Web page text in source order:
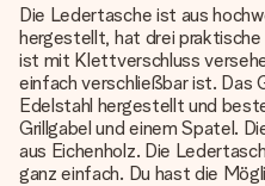
Die Ledertasche ist aus
hergestellt, hat drei praktische
ist mit Klettverschluss
einfach verschließbar ist. Das
Edelstahl hergestellt und
Grillgabel und einem Spatel.
aus Eichenholz. Die
ganz einfach. Du hast die